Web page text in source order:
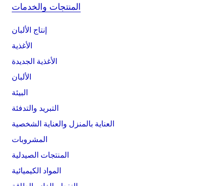
المنتجات والخدمات
إنتاج الألبان
الأغذية
الأغذية الجديدة
الألبان
البيئة
التبريد والتدفئة
العناية بالمنزل والعناية الشخصية
المشروبات
المنتجات الصيدلية
المواد الكيميائية